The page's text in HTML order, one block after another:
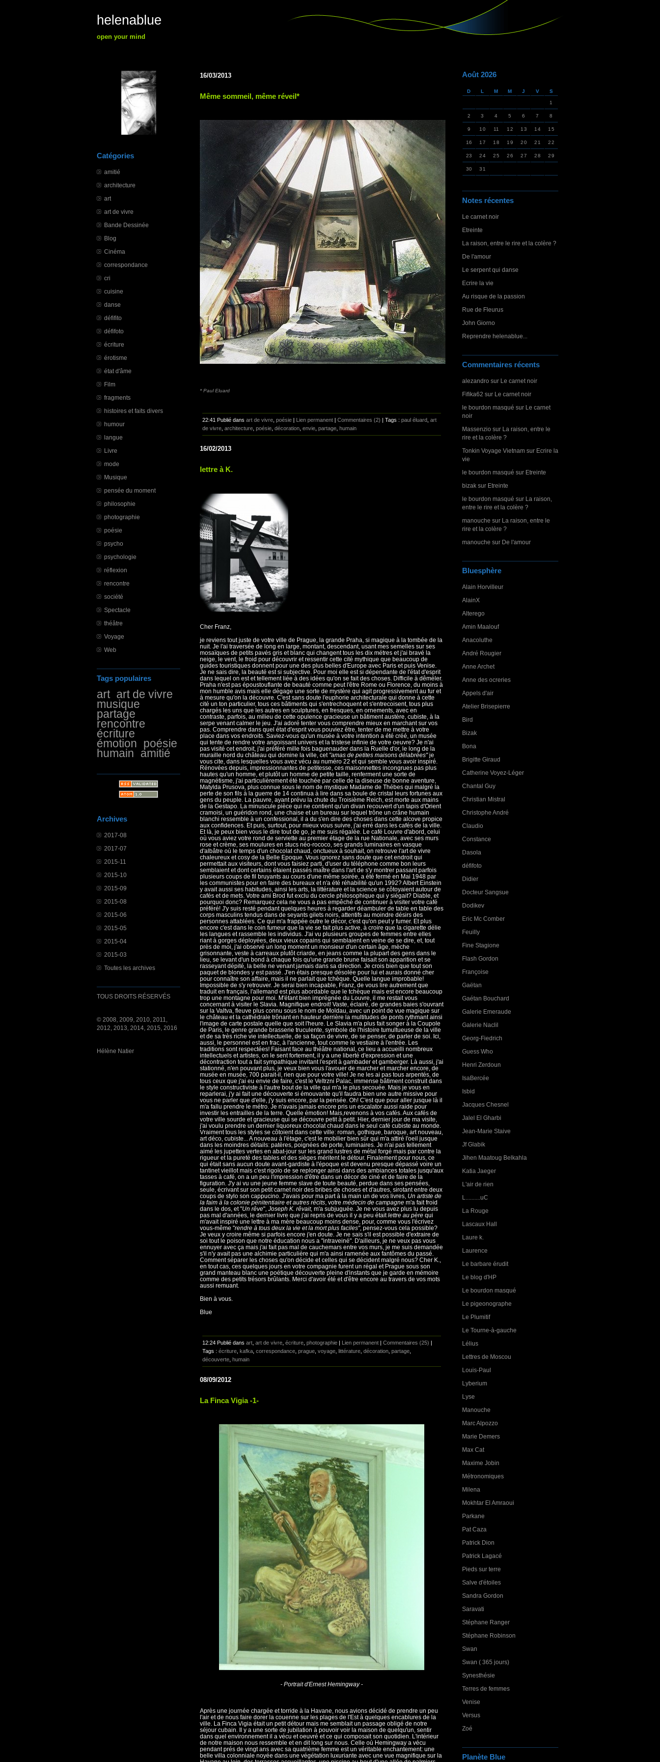
helenablue
open your mind
Catégories
amitié
architecture
art
art de vivre
Bande Dessinée
Blog
Cinéma
correspondance
cri
cuisine
danse
défifito
défifoto
écriture
érotisme
état d'âme
Film
fragments
histoires et faits divers
humour
langue
Livre
mode
Musique
pensée du moment
philosophie
photographie
poésie
psycho
psychologie
réflexion
rencontre
société
Spectacle
théâtre
Voyage
Web
Tags populaires
art art de vivre
musique
partage
rencontre
écriture
émotion poésie
humain amitié
Archives
2017-08
2017-07
2015-11
2015-10
2015-09
2015-08
2015-06
2015-05
2015-04
2015-03
Toutes les archives
TOUS DROITS RÉSERVÉS
© 2008, 2009, 2010, 2011,
2012, 2013, 2014, 2015, 2016
Hélène Natier
Août 2026
D L M M J V S
1
2 3 4 5 6 7 8
9 10 11 12 13 14 15
16 17 18 19 20 21 22
23 24 25 26 27 28 29
30 31
Notes récentes
Le carnet noir
Etreinte
La raison, entre le rire et la colère ?
De l'amour
Le serpent qui danse
Ecrire la vie
Au risque de la passion
Rue de Fleurus
John Giorno
Reprendre helenablue...
Commentaires récents
alezandro sur Le carnet noir
Fifika62 sur Le carnet noir
le bourdon masqué sur Le carnet
noir
Massenzio sur La raison, entre le
rire et la colère ?
Tonkin Voyage Vietnam sur Ecrire la
vie
le bourdon masqué sur Etreinte
bizak sur Etreinte
le bourdon masqué sur La raison,
entre le rire et la colère ?
manouche sur La raison, entre le
rire et la colère ?
manouche sur De l'amour
Bluesphère
Alain Horvilleur
AlainX
Alterego
Amin Maalouf
Anacoluthe
André Rougier
Anne Archet
Anne des ocreries
Appels d'air
Atelier Brisepierre
Bird
Bizak
Bona
Brigitte Giraud
Catherine Voyez-Léger
Chantal Guy
Christian Mistral
Christophe André
Claudio
Constance
Dasola
défifoto
Didier
Docteur Sangsue
Dodikev
Eric Mc Comber
Feuilly
Fine Stagione
Flash Gordon
Françoise
Gaëtan
Gaétan Bouchard
Galerie Emeraude
Galerie Naclil
Georg-Fiedrich
Guess Who
Henri Zerdoun
IsaBercée
Isbid
Jacques Chesnel
Jalel El Gharbi
Jean-Marie Staive
Jf Glabik
Jihen Maatoug Belkahla
Katia Jaeger
L'air de rien
L..........uC
La Rouge
Lascaux Hall
Laure k.
Laurence
Le barbare érudit
Le blog d'HP
Le bourdon masqué
Le pigeonographe
Le Plumitif
Le Tourne-à-gauche
Lélius
Lettres de Moscou
Louis-Paul
Lyberium
Lyse
Manouche
Marc Alpozzo
Marie Demers
Max Cat
Maxime Jobin
Métronomiques
Milena
Mokhtar El Amraoui
Parkane
Pat Caza
Patrick Dion
Patrick Lagacé
Pieds sur terre
Salve d'étoiles
Sandra Gordon
Saravati
Stéphane Ranger
Stéphane Robinson
Swan
Swan ( 365 jours)
Synesthésie
Terres de femmes
Venise
Versus
Zoé
Planète Blue
16/03/2013
Même sommeil, même réveil*
* Paul Eluard
22:41 Publié dans art de vivre, poésie Lien permanent Commentaires (2) | Tags : paul éluard, art
de vivre, architecture, poésie, décoration, envie, partage, humain
16/02/2013
lettre à K.
Cher Franz,
je reviens tout juste de votre ville de Prague, la grande Praha, si magique à la tombée de la
nuit. Je l'ai traversée de long en large, montant, descendant, usant mes semelles sur ses
mosaïques de petits pavés gris et blanc qui changent tous les dix métres et j'ai bravé la
neige, le vent, le froid pour découvrir et ressentir cette cité mythique que beaucoup de
guides touristiques donnent pour une des plus belles d'Europe avec Paris et puis Venise.
Je ne sais dire, la beauté est si subjective. Pour moi elle est si dépendante de l'état d'esprit
dans lequel on est et tellement liée à des idées qu'on se fait des choses. Difficile à dêméler.
Praha n'est pas époustouflante de beauté comme peut l'être Rome ou Florence, du moins à
mon humble avis mais elle dégage une sorte de mystère qui agit progressivement au fur et
à mesure qu'on la découvre. C'est sans doute l'euphorie architecturale qui donne à cette
cité un ton particulier, tous ces bâtiments qui s'entrechoquent et s'entrecoisent, tous plus
chargés les uns que les autres en sculptures, en fresques, en ornements, avec en
contraste, parfois, au milieu de cette opulence gracieuse un bâtiment austère, cubiste, à la
serpe venant calmer le jeu. J'ai adoré tenter vous comprendre mieux en marchant sur vos
pas. Comprendre dans quel état d'esprit vous pouviez être, tenter de me mettre à votre
place dans vos endroits. Saviez-vous qu'un musée à votre intention a été créé, un musée
qui tente de rendre votre angoissant univers et la tristese infinie de votre oeuvre? Je n'ai
pas visité cet endroit, j'ai préféré mille fois baguenauder dans la Ruelle d'or, le long de la
muraille nord du château qui domine la ville, cet "amas de petites maisons délabrées"je
vous cite, dans lesquelles vous avez vécu au numéro 22 et qui semble vous avoir inspiré.
Rénovées depuis, impressionnantes de petitesse, ces maisonnettes incongrues pas plus
hautes qu'un homme, et plutôt un homme de petite taille, renferment une sorte de
magnétisme, j'ai particulièrement été touchée par celle de la diseuse de bonne aventure,
Matylda Prusova, plus connue sous le nom de mystique Madame de Thébes qui malgré la
perte de son fils à la guerre de 14 continua à lire dans sa boule de cristal leurs fortunes aux
gens du peuple. La pauvre, ayant prévu la chute du Troisième Reich, est morte aux mains
de la Gestapo. La minuscule pièce qui ne contient qu'un divan recouvert d'un tapis d'Orient
cramoisi, un guéridon rond, une chaise et un bureau sur lequel trône un crâne humain
blanchi ressemble à un confessional, il a du s'en dire des choses dans cette alcove propice
aux confidences. Et puis, surtout, pour mieux vous suivre, j'ai erré dans les cafés de la ville.
Et là, je peux bien vous le dire tout de go, je me suis régalée. Le café Louvre d'abord, celui
où vous aviez votre rond de serviette au premier étage de la rue Nationale, avec ses murs
rose et crème, ses moulures en stucs néo-rococo, ses grands luminaires en vasque
d'albâtre où le temps d'un chocolat chaud, onctueux à souhait, on retrouve l'art de vivre
chaleureux et cosy de la Belle Epoque. Vous ignorez sans doute que cet endroit qui
permettait aux visiteurs, dont vous faisiez parti, d'user du téléphone comme bon leurs
semblaient et dont certains étaient passés maître dans l'art de s'y montrer passant parfois
plusieurs coups de fil bruyants au cours d'une même soirée, a été fermé en Mai 1948 par
les communistes pour en faire des bureaux et n'a été réhabilité qu'un 1992? Albert Einstein
y avait aussi ses habitudes, ainsi les arts, la littérature et la science se côtoyaient autour de
cafés et de mets. Votre ami Brod fut exclu du cercle philosophique qui y siégait? Diable, et
pourquoi donc? Remarquez cela ne vous a pas empêché de continuer à visiter votre café
préféré! J'y suis resté pendant quelques heures à regarder déambuler de table en table des
corps masculins tendus dans de seyants gilets noirs, attentifs au moindre désirs des
personnes attablées. Ce qui m'a frappée outre le décor, c'est qu'on peut y fumer. Et plus
encore c'est dans le coin fumeur que la vie se fait plus active, à croire que la cigarette délie
les langues et rassemble les individus. J'ai vu plusieurs groupes de femmes entre elles
riant à gorges déployées, deux vieux copains qui semblaient en veine de se dire, et, tout
près de moi, j'ai observé un long moment un monsieur d'un certain âge, mèche
grisonnante, veste à carreaux plutôt criarde, en jeans comme la plupart des gens dans le
lieu, se levant d'un bond à chaque fois qu'une grande brune faisait son apparition et se
rasseyant dépité, la belle ne venant jamais dans sa direction. Je crois bien que tout son
paquet de blondes y est passé. J'en étais presque désolée pour lui et aurais donné cher
pour connaître son affaire, mais il ne parlait que tchèque. Quelle langue improbable!
Impossible de s'y retrouver. Je serai bien incapable, Franz, de vous lire autrement que
traduit en français, l'allemand est plus abordable que le tchèque mais est encore beaucoup
trop une montagne pour moi. M'étant bien imprégnée du Louvre, il me restait vous
concernant à visiter le Slavia. Magnifique endroit! Vaste, éclairé, de grandes baies s'ouvrant
sur la Valtva, fleuve plus connu sous le nom de Moldau, avec un point de vue magique sur
le château et la cathédrale trônant en hauteur derrière la multitudes de ponts rythmant ainsi
l'image de carte postale quelle que soit l'heure. Le Slavia m'a plus fait songer à la Coupole
de Paris, le genre grande brasserie truculente, symbole de l'histoire tumultueuse de la ville
et de sa très riche vie intellectuelle, de sa façon de vivre, de se penser, de parler de soi. Ici,
aussi, le personnel est en frac, à l'ancienne, tout comme le vestiaire à l'entrée. Les
traditions sont respectées! Faisant face au théâtre national, ce lieu a accueilli nombreux
intellectuels et artistes, on le sent fortement, il y a une liberté d'expression et une
décontraction tout a fait sympathique invitant l'esprit à gambader et gamberger. Là aussi, j'ai
stationné, n'en pouvant plus, je veux bien vous l'avouer de marcher et marcher encore, de
musée en musée, 700 parait-il, rien que pour votre ville! Je ne les ai pas tous arpentés, de
tous ceux que j'ai eu envie de faire, c'est le Veltrzni Palac, immense bâtiment construit dans
le style constructiviste à l'autre bout de la ville qui m'a le plus secouée. Mais je vous en
reparlerai, j'y ai fait une découverte si émouvante qu'il faudra bien une autre missive pour
vous ne parler que d'elle, j'y suis encore, par la pensée. Oh! C'est que pour aller jusque là il
m'a fallu prendre le métro. Je n'avais jamais encore pris un escalator aussi raide pour
investir les entrailles de la terre. Quelle émotion! Mais,revenons à vos cafés. Aux cafés de
votre ville sourde et gracieuse qui se découvre petit à petit. Hier, dernier jour de ma visite,
j'ai voulu prendre un dernier liquoreux chocolat chaud dans le seul café cubiste au monde.
Vraiment tous les styles se côtoient dans cette ville: roman, gothique, baroque, art nouveau,
art déco, cubiste... A nouveau à l'étage, c'est le mobilier bien sûr qui m'a attiré l'oeil jusque
dans les moindres détails: patères, poignées de porte, luminaires. Je n'ai pas tellement
aimé les jupettes vertes en abat-jour sur les grand lustres de métal forgé mais par contre la
rigueur et la pureté des tables et des sièges méritent le détour. Finalement pour nous, ce
qui était sans aucun doute avant-gardiste à l'époque est devenu presque dépassé voire un
tantinet vieillot mais c'est rigolo de se replonger ainsi dans des ambiances totales jusqu'aux
tasses à café, on a un peu l'impression d'être dans un décor de ciné et de faire de la
figuration. J'y ai vu une jeune femme slave de toute beauté, perdue dans ses pensées,
seule, écrivant sur son petit carnet noir des bribes de choses et d'autres, sirotant entre deux
coups de stylo son cappucino. J'avais pour ma part à la main un de vos livres, Un artiste de
la faim à la colonie pénitentiaire et autres récits , votre médecin de campagne m'a fait froid
dans le dos, et "Un rêve", Joseph K. rêvait, m'a subjuguée. Je ne vous avez plus lu depuis
pas mal d'années, le dernier livre que j'ai repris de vous il y a peu étaitlettre au père qui
m'avait inspiré une lettre à ma mère beaucoup moins dense, pour, comme vous l'écrivez
vous-même "rendre à tous deux la vie et la mort plus faciles", pensez-vous cela possible?
Je veux y croire même si parfois encore j'en doute. Je ne sais s'il est possible d'extraire de
soi tout le poison que notre éducation nous a "intraveiné". D'ailleurs, je ne veux pas vous
ennuyer avec ça mais j'ai fait pas mal de cauchemars entre vos murs, je me suis demandée
s'il n'y avait pas une alchimie particulière qui m'a ainsi ramenée aux fantômes du passé.
Comment séparer les choses qu'on décide et celles qui se décident malgré nous? Cher K.,
en tout cas, ces quelques jours en votre compagnie furent un régal et Prague sous son
grand manteau blanc une poétique découverte pleine d'instants que je garde en mémoire
comme des petits trésors brûlants. Merci d'avoir été et d'être encore au travers de vos mots
aussi remuant.
Bien à vous.
Blue
12:24 Publié dans art art de vivre écriture photographie | Lien permanent | Commentaires (25) |
Tags : écriture kafka correspondance prague voyage littérature décoration partage
découverte humain
08/09/2012
La Finca Vigia -1-
- Portrait d'Ernest Hemingway -
Après une journée chargée et torride à la Havane, nous avions décidé de prendre un peu
l'air et de nous faire dorer la couenne sur les plages de l'Est à quelques encablures de la
ville. La Finca Vigia était un petit détour mais me semblait un passage obligé de notre
séjour cubain. Il y a une sorte de jubilation à pouvoir voir la maison de quelqu'un, sentir
dans quel environnement il a vécu et oeuvré et ce qui composait son quotidien. L'intérieur
de notre maison nous ressemble et en dit long sur nous. Celle où Hemingway a vécu
pendant prés de vingt ans avec sa quatrième femme est un véritable enchantement: une
belle villa colonniale noyée dans une végétation luxuriante avec une vue magnifique sur la